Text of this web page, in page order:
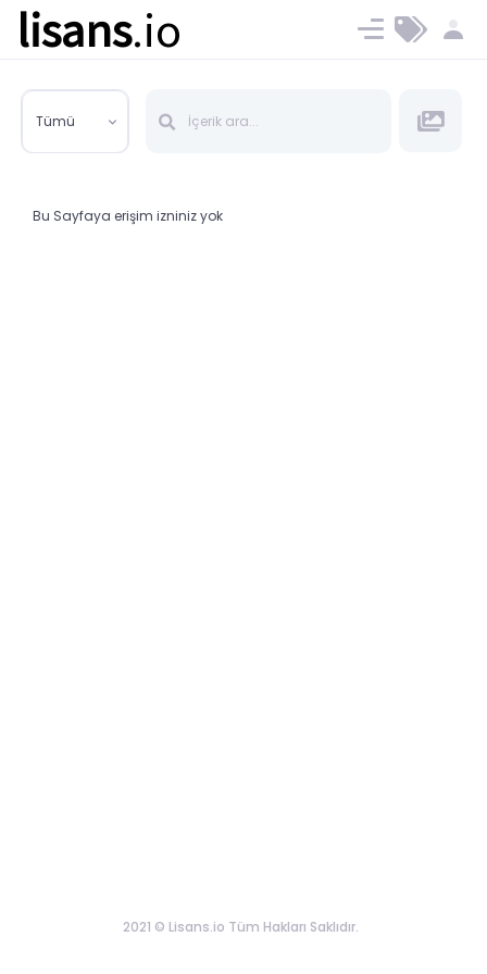
lisans.io Ücret ve Planlar
Tümü
Bu Sayfaya erişim izniniz yok
2021 © Lisans.io Tüm Hakları Saklıdır.